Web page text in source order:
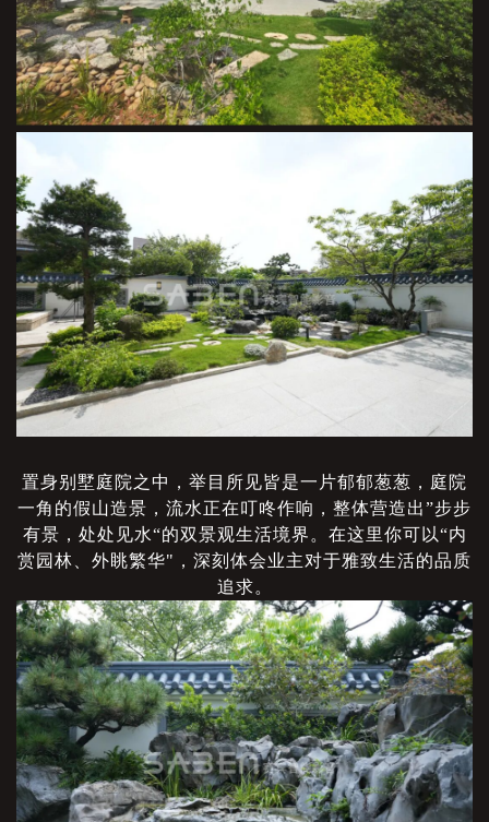
置身别墅庭院之中，举目所见皆是一片郁郁葱葱，庭院
一角的假山造景，流水正在叮咚作响，整体营造出”步步
有景，处处见水“的双景观生活境界。在这里你可以“内
赏园林、外眺繁华"，深刻体会业主对于雅致生活的品质
追求。